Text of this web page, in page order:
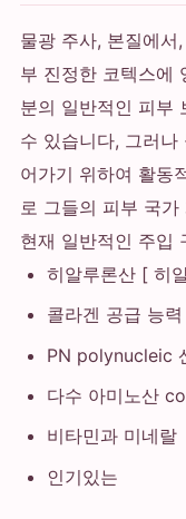
물광 주사, 본질에
부 진정한 코텍스에
분의 일반적인 피부
수 있습니다, 그러
어가기 위하여 활동
로 그들의 피부 국
현재 일반적인 주입
히알루론산 [ 히
콜라겐 공급 능력
PN polynucleic
다수 아미노산
비타민과 미네랄
인기있는